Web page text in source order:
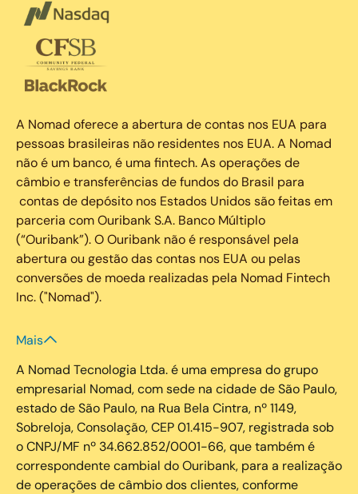
A Nomad oferece a abertura de contas nos EUA para
pessoas brasileiras não residentes nos EUA. A Nomad
não é um banco, é uma fintech. As operações de
câmbio e transferências de fundos do Brasil para
contas de depósito nos Estados Unidos são feitas em
parceria com Ouribank S.A. Banco Múltiplo
(“Ouribank”). O Ouribank não é responsável pela
abertura ou gestão das contas nos EUA ou pelas
conversões de moeda realizadas pela Nomad Fintech
Inc. ("Nomad").
Mais
A Nomad Tecnologia Ltda. é uma empresa do grupo
empresarial Nomad, com sede na cidade de São Paulo,
estado de São Paulo, na Rua Bela Cintra, nº 1149,
Sobreloja, Consolação, CEP 01.415-907, registrada sob
o CNPJ/MF nº 34.662.852/0001-66, que também é
correspondente cambial do Ouribank, para a realização
de operações de câmbio dos clientes, conforme